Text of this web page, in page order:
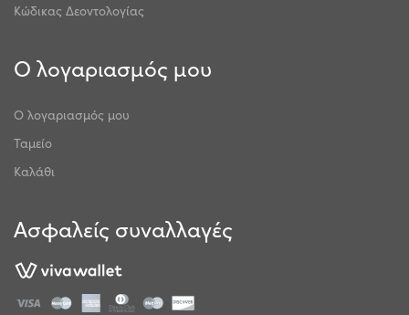
Κώδικας Δεοντολογίας
Ο λογαριασμός μου
Ο λογαριασμός μου
Ταμείο
Καλάθι
Ασφαλείς συναλλαγές